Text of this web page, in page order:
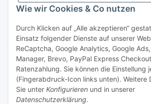
Wie wir Cookies & Co nutzen
Durch Klicken auf „Alle akzeptieren“
Einsatz folgender Dienste auf unserer
ReCaptcha, Google Analytics, Google
Manager, Brevo, PayPal Express
Ratenzahlung. Sie können die Einstellung
(Fingerabdruck-Icon links unten). Weitere
Sie unter Konfigurieren und in unserer
Datenschutzerklärung.
Rechtliches
Vertrag widerrufen
* Alle Preise inkl. gesetzlicher USt., zzgl.